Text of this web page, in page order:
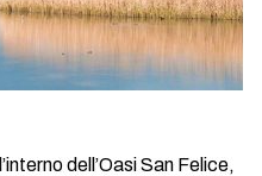
dell’Oasi San Felice,